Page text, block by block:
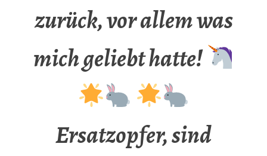
zurück, vor allem was
mich geliebt hatte!
Ersatzopfer, sind